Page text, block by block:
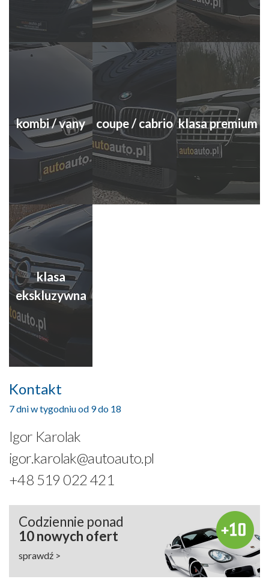
kombi / vany coupe / cabrio klasa premium
klasa
ekskluzywna
Kontakt
7 dni w tygodniu od 9 do 18
Igor Karolak
igor.karolak@autoauto.pl
+48 519 022 421
Codziennie ponad
10 nowych ofert
sprawdź >